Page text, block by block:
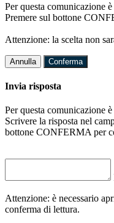
Per questa comunicazione
Premere sul bottone
Attenzione: la scelta non
Annulla Conferma
Invia risposta
Per questa comunicazione
Scrivere la risposta nel
bottone CONFERMA per
Attenzione: è necessario
conferma di lettura.